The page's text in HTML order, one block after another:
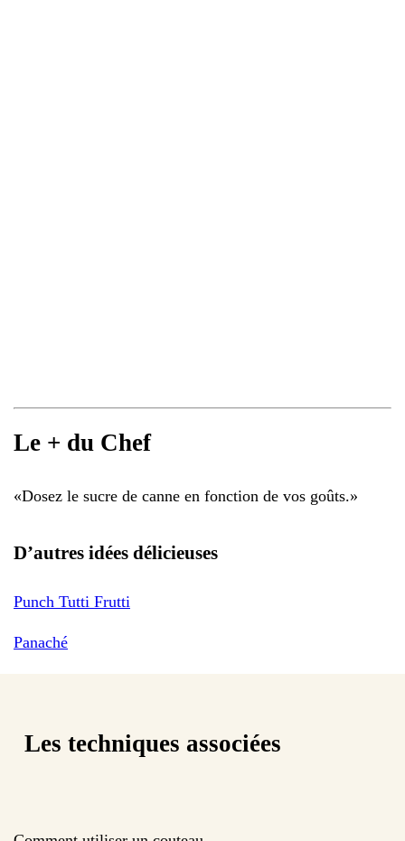
Le + du Chef
«Dosez le sucre de canne en fonction de vos goûts.»
D’autres idées délicieuses
Punch Tutti Frutti
Panaché
Les techniques associées